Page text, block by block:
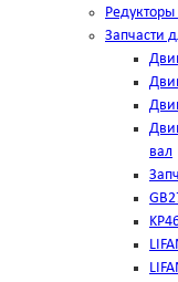
Запчасти
вал